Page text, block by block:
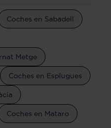
Coches en Sabadell
Metge
Coches en Esplugues
Coches en Mataro